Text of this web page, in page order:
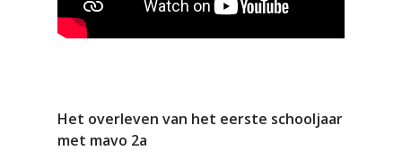
Het overleven van het eerste schooljaar
met mavo 2a